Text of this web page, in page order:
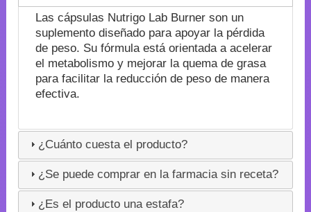
Las cápsulas Nutrigo Lab Burner son un
suplemento diseñado para apoyar la pérdida
de peso. Su fórmula está orientada a acelerar
el metabolismo y mejorar la quema de grasa
para facilitar la reducción de peso de manera
efectiva.
¿Cuánto cuesta el producto?
¿Se puede comprar en la farmacia sin receta?
¿Es el producto una estafa?